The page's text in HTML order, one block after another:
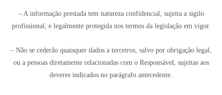
– A informação prestada tem natureza confidencial, sujeita a sigilo
profissional, e legalmente protegida nos termos da legislação em vigor.
– Não se cederão quaisquer dados a terceiros, salvo por obrigação legal,
ou a pessoas diretamente relacionadas com o Responsável, sujeitas aos
deveres indicados no parágrafo antecedente.